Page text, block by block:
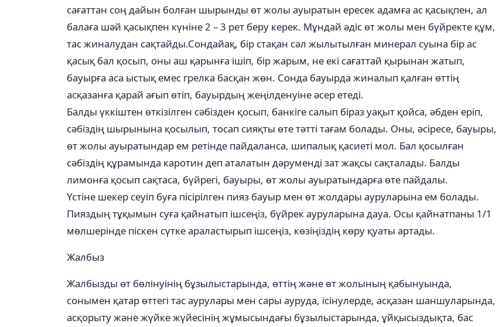
сағаттан соң дайын болған шырынды өт жолы ауыратын ересек адамға ас қасықпен, ал
балаға шәй қасықпен күніне 2 – 3 рет беру керек. Мұндай әдіс өт жолы мен бүйректе құм,
тас жиналудан сақтайды.Сондайақ, бір стақан сәл жылытылған минерал суына бір ас
қасық бал қосып, оны аш қарынға ішіп, бір жарым, не екі сағаттай қырынан жатып,
бауырға аса ыстық емес грелка басқан жөн. Сонда бауырда жиналып қалған өттің
асқазанға қарай ағып өтіп, бауырдың жеңілденуіне әсер етеді.
Балды үккіштен өткізілген сәбізден қосып, банкіге салып біраз уақыт қойса, әбден еріп,
сәбіздің шырынына қосылып, тосап сияқты өте тәтті тағам болады. Оны, әсіресе, бауыры,
өт жолы ауыратындар ем ретінде пайдаланса, шипалық қасиеті мол. Бал қосылған
сәбіздің құрамында каротин деп аталатын дәруменді зат жақсы сақталады. Балды
лимонға қосып сақтаса, бүйрегі, бауыры, өт жолы ауыратындарға өте пайдалы.
Үстіне шекер сеуіп буға пісірілген пияз бауыр мен өт жолдары ауруларына ем болады.
Пияздың тұқымын суға қайнатып ішсеңіз, бүйрек ауруларына дауа. Осы қайнатпаны 1/1
мөлшерінде піскен сүтке араластырып ішсеңіз, көзіңіздің көру қуаты артады.
Жалбыз
Жалбызды өт бөлінуінің бұзылыстарында, өттің және өт жолының қабынуында,
сонымен қатар өттегі тас аурулары мен сары ауруда, ісінулерде, асқазан шаншуларында,
асқорыту және жүйке жүйесінің жұмысындағы бұзылыстарында, ұйқысыздықта, бас